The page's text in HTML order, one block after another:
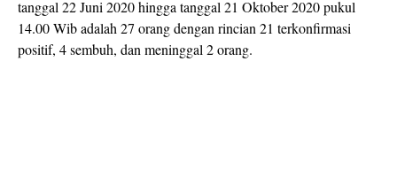
tanggal 22 Juni 2020 hingga tanggal 21 Oktober 2020 pukul
14.00 Wib adalah 27 orang dengan rincian 21 terkonfirmasi
positif, 4 sembuh, dan meninggal 2 orang.